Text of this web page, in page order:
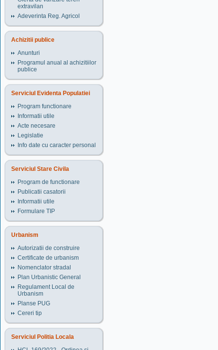
extravilan
Adeverinta Reg. Agricol
Achizitii publice
Anunturi
Programul anual al achizitiilor
publice
Serviciul Evidenta Populatiei
Program functionare
Informatii utile
Acte necesare
Legislatie
Info date cu caracter personal
Serviciul Stare Civila
Program de functionare
Publicatii casatorii
Informatii utile
Formulare TIP
Urbanism
Autorizatii de construire
Certificate de urbanism
Nomenclator stradal
Plan Urbanistic General
Regulament Local de
Urbanism
Planse PUG
Cereri tip
Serviciul Politia Locala